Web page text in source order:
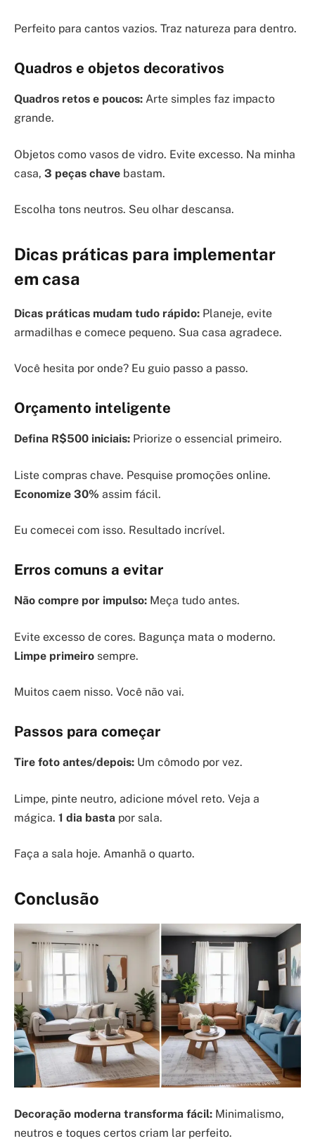
Perfeito para cantos vazios. Traz natureza para dentro.
Quadros e objetos decorativos
Quadros retos e poucos: Arte simples faz impacto
grande.
Objetos como vasos de vidro. Evite excesso. Na minha
casa, 3 peças chave bastam.
Escolha tons neutros. Seu olhar descansa.
Dicas práticas para implementar
em casa
Dicas práticas mudam tudo rápido: Planeje, evite
armadilhas e comece pequeno. Sua casa agradece.
Você hesita por onde? Eu guio passo a passo.
Orçamento inteligente
Defina R$500 iniciais: Priorize o essencial primeiro.
Liste compras chave. Pesquise promoções online.
Economize 30% assim fácil.
Eu comecei com isso. Resultado incrível.
Erros comuns a evitar
Não compre por impulso: Meça tudo antes.
Evite excesso de cores. Bagunça mata o moderno.
Limpe primeiro sempre.
Muitos caem nisso. Você não vai.
Passos para começar
Tire foto antes/depois: Um cômodo por vez.
Limpe, pinte neutro, adicione móvel reto. Veja a
mágica. 1 dia basta por sala.
Faça a sala hoje. Amanhã o quarto.
Conclusão
Decoração moderna transforma fácil: Minimalismo,
neutros e toques certos criam lar perfeito.